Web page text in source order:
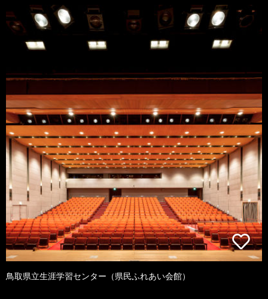
鳥取県立生涯学習センター（県民ふれあい会館）